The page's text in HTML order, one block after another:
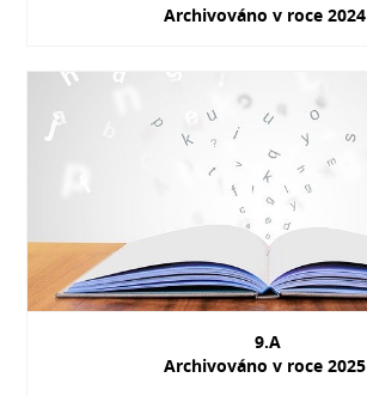
Archivováno v roce 2024
9.A
Archivováno v roce 2025